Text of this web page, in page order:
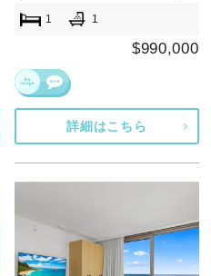
1 1
$990,000
詳細はこちら